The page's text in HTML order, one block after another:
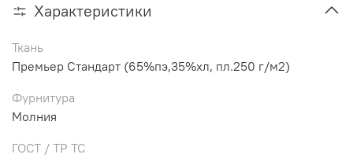
Характеристики
Ткань
Премьер Стандарт (65%пэ,35%хл, пл.250 г/м2)
Фурнитура
Молния
ГОСТ / ТР ТС